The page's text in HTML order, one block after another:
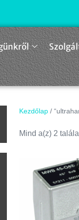
Kezdőlap/
Mind a(z) 2